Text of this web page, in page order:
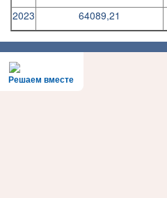
2023
64089,21
Решаем вместе